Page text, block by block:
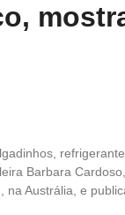
Barbara
Austrália, e